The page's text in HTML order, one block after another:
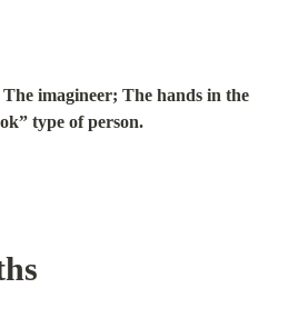
imagineer; The hands in the
type of person.